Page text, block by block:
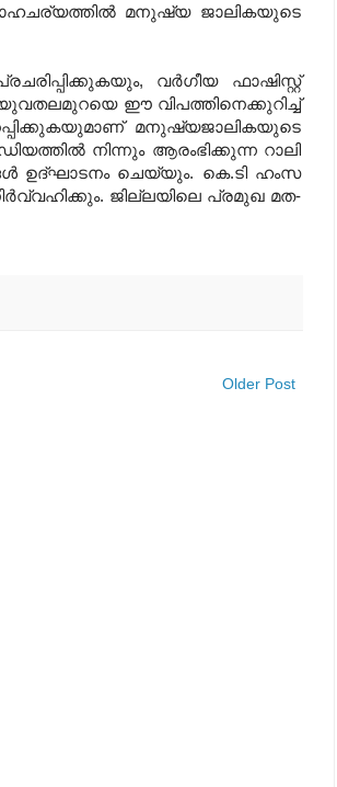
മനുഷ്യ ജാലികയുടെ
വര്‍ഗീയ ഫാഷിസ്റ്റ്
ഈ വിപത്തിനെക്കുറിച്ച്
മനുഷ്യജാലികയുടെ
നിന്നും ആരംഭിക്കുന്ന റാലി
ഉദ്ഘാടനം ചെയ്യും. കെ.ടി ഹംസ
ജില്ലയിലെ പ്രമുഖ മത-
Older Post